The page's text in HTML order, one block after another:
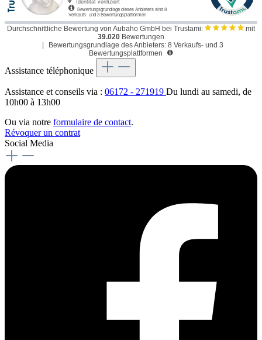
Durchschnittliche Bewertung von Aubaho GmbH bei Trustami:
mit
39.020 Bewertungen
Bewertungsgrundlage des Anbieters: 8 Verkaufs- und 3
Bewertungsplattformen
Assistance téléphonique
Assistance et conseils via : 06172 - 271919 Du lundi au samedi, de
10h00 à 13h00
Ou via notre formulaire de contact.
Révoquer un contrat
Social Media